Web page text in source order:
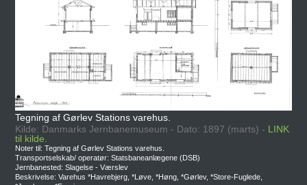
Tegning af Gørlev Stations varehus.
Kilde: Danmarks Jernbanemuseum - Dato: 1897 (marts) - LINK
til kilde.
Noter til: Tegning af Gørlev Stations varehus.
Transportselskab/ operatør: Statsbaneanlægene (DSB)
Jernbanested: Slagelse - Værslev
Beskrivelse: Varehus *Havrebjerg, *Løve, *Høng, *Gørlev, *Store-Fuglede,